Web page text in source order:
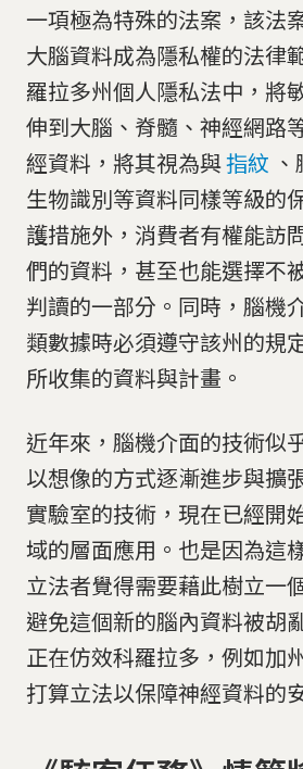
一項極為特殊的法案，該法
大腦資料成為隱私權的法律
羅拉多州個人隱私法中，將
伸到大腦、脊髓、神經網路
經資料，將其視為與指紋
生物識別等資料同樣等級的
護措施外，消費者有權能訪
們的資料，甚至也能選擇不
判讀的一部分。同時，腦機
類數據時必須遵守該州的規
所收集的資料與計畫。
近年來，腦機介面的技術似
以想像的方式逐漸進步與擴
實驗室的技術，現在已經開
域的層面應用。也是因為這
立法者覺得需要藉此樹立一
避免這個新的腦內資料被胡
正在仿效科羅拉多，例如加
打算立法以保障神經資料的